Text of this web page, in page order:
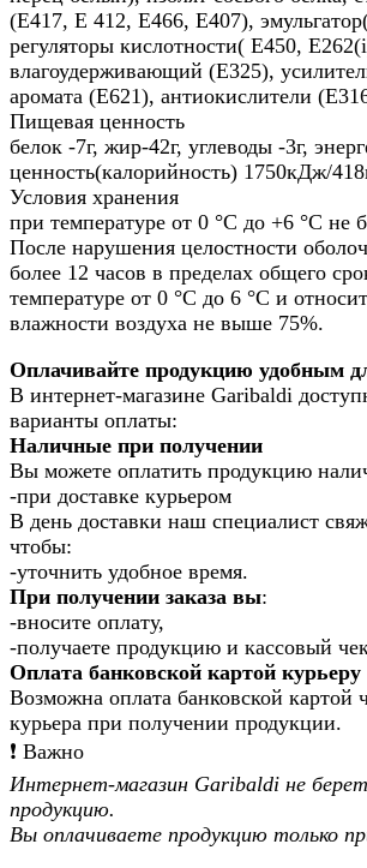
(Е417, Е 412, Е466, Е407),
регуляторы кислотности( Е450,
влагоудерживающий (Е325),
аромата (Е621), антиокислители
Пищевая ценность
белок -7г, жир-42г, углеводы -3г,
ценность(калорийность) 1750кДж/
Условия хранения
при температуре от 0 °С до +6 °С не
После нарушения целостности
более 12 часов в пределах общего
температуре от 0 °С до 6 °С и
влажности воздуха не выше 75%.
Оплачивайте продукцию удобным
В интернет-магазине Garibaldi
варианты оплаты:
Наличные при получении
Вы можете оплатить продукцию
-при доставке курьером
В день доставки наш специалист
чтобы:
-уточнить удобное время.
При получении заказа вы:
-вносите оплату,
-получаете продукцию и кассовый
Оплата банковской картой курьеру
Возможна оплата банковской картой
курьера при получении продукции.
❗️ Важно
Интернет-магазин Garibaldi не
продукцию.
Вы оплачиваете продукцию только